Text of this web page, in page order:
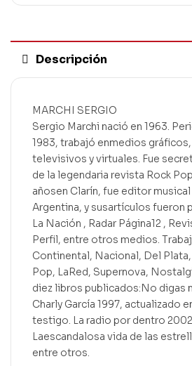
Descripción
MARCHI SERGIO
Sergio Marchi nació en 1963.
1983, trabajó enmedios
televisivos y virtuales. Fue
de la legendaria revista Rock
añosen Clarín, fue editor
Argentina, y susartículos fueron
La Nación , Radar Página12 ,
Perfil, entre otros medios.
Continental, Nacional, Del
Pop, LaRed, Supernova,
diez libros publicados:No digas
Charly García 1997, actualizado
testigo. La radio por dentro
Laescandalosa vida de las
entre otros.